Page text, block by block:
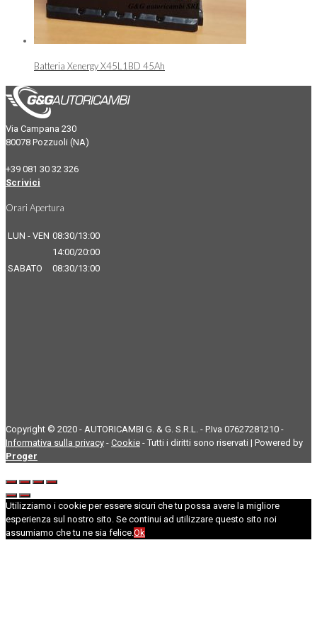
Batteria Xenergy X45L1BD 45Ah
Via Campana 230
80078 Pozzuoli (NA)
+39 081 30 32 326
Scrivici
Orari Apertura
LUN - VEN 08:30/13:00
14:00/20:00
SABATO
08:30/13:00
Copyright © 2020 - AUTORICAMBI G. & G. S.R.L. - P.Iva 07627281210 -
Informativa sulla privacy - Cookie - Tutti i diritti sono riservati | Powered by
Proger
Utilizziamo i cookie per essere sicuri che tu possa avere la migliore
esperienza sul nostro sito. Se continui ad utilizzare questo sito noi
assumiamo che tu ne sia felice.Ok